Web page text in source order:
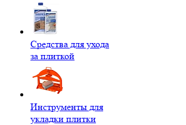
Средства для ухода
за плиткой
Инструменты для
укладки плитки